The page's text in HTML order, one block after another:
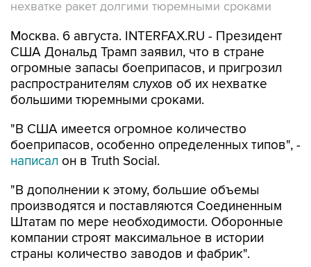
нехватке ракет долгими тюремными сроками
Москва. 6 августа. INTERFAX.RU - Президент
США Дональд Трамп заявил, что в стране
огромные запасы боеприпасов, и пригрозил
распространителям слухов об их нехватке
большими тюремными сроками.
"В США имеется огромное количество
боеприпасов, особенно определенных типов", -
написал он в Truth Social.
"В дополнении к этому, большие объемы
производятся и поставляются Соединенным
Штатам по мере необходимости. Оборонные
компании строят максимальное в истории
страны количество заводов и фабрик".